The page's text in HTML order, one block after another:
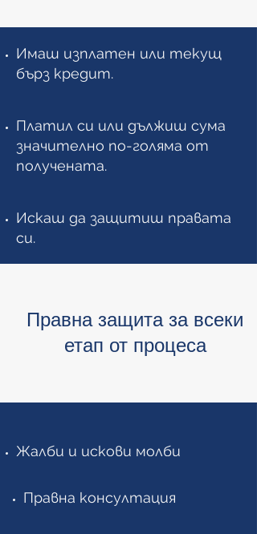
Имаш изплатен или текущ
бърз кредит.
Платил си или дължиш сума
значително по-голяма от
получената.
Искаш да защитиш правата
си.
Правна защита за всеки
етап от процеса
Жалби и искови молби
Правна консултация